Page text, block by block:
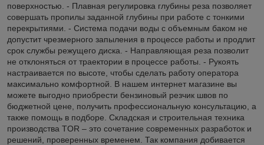
поверхностью. - Плавная регулировка глубины реза позволяет
совершать пропилы заданной глубины при работе с тонкими
перекрытиями. - Система подачи воды с объемным баком не
допустит чрезмерного запыления в процессе работы и продлит
срок службы режущего диска. - Направляющая реза позволит
не отклоняться от траектории в процессе работы. - Рукоять
настраивается по высоте, чтобы сделать работу оператора
максимально комфортной. В нашем интернет магазине вы
можете выгодно приобрести бензиновый резчик швов по
бюджетной цене, получить профессиональную консультацию, а
также помощь в подборе. Складская и строительная техника
производства TOR – это сочетание современных разработок и
решений, проверенных временем. Так компания добивается